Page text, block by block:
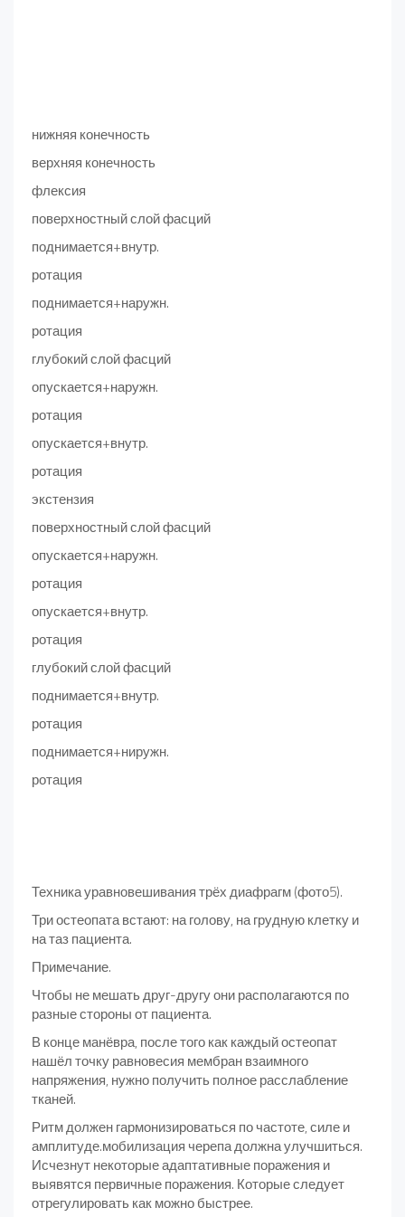
нижняя конечность
верхняя конечность
флексия
поверхностный слой фасций
поднимается+внутр.
ротация
поднимается+наружн.
ротация
глубокий слой фасций
опускается+наружн.
ротация
опускается+внутр.
ротация
экстензия
поверхностный слой фасций
опускается+наружн.
ротация
опускается+внутр.
ротация
глубокий слой фасций
поднимается+внутр.
ротация
поднимается+ниружн.
ротация
Техника уравновешивания трёх диафрагм (фото5).
Три остеопата встают: на голову, на грудную клетку и
на таз пациента.
Примечание.
Чтобы не мешать друг-другу они располагаются по
разные стороны от пациента.
В конце манёвра, после того как каждый остеопат
нашёл точку равновесия мембран взаимного
напряжения, нужно получить полное расслабление
тканей.
Ритм должен гармонизироваться по частоте, силе и
амплитуде.мобилизация черепа должна улучшиться.
Исчезнут некоторые адаптативные поражения и
выявятся первичные поражения. Которые следует
отрегулировать как можно быстрее.